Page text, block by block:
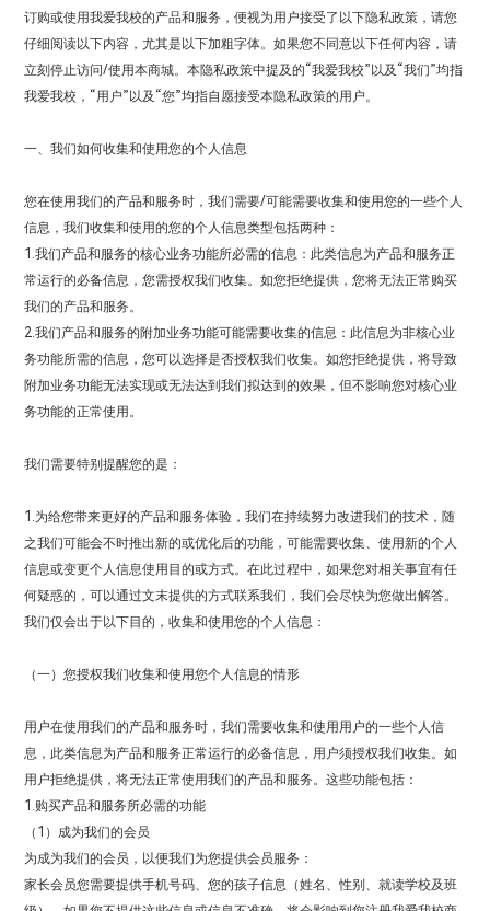
订购或使用我爱我校的产品和服务，便视为用户接受了以下隐私政策，请您
仔细阅读以下内容，尤其是以下加粗字体。如果您不同意以下任何内容，请
立刻停止访问/使用本商城。本隐私政策中提及的“我爱我校”以及“我们”均指
我爱我校，“用户”以及“您”均指自愿接受本隐私政策的用户。
一、我们如何收集和使用您的个人信息
您在使用我们的产品和服务时，我们需要/可能需要收集和使用您的一些个人
信息，我们收集和使用的您的个人信息类型包括两种：
1.我们产品和服务的核心业务功能所必需的信息：此类信息为产品和服务正
常运行的必备信息，您需授权我们收集。如您拒绝提供，您将无法正常购买
我们的产品和服务。
2.我们产品和服务的附加业务功能可能需要收集的信息：此信息为非核心业
务功能所需的信息，您可以选择是否授权我们收集。如您拒绝提供，将导致
附加业务功能无法实现或无法达到我们拟达到的效果，但不影响您对核心业
务功能的正常使用。
我们需要特别提醒您的是：
1.为给您带来更好的产品和服务体验，我们在持续努力改进我们的技术，随
之我们可能会不时推出新的或优化后的功能，可能需要收集、使用新的个人
信息或变更个人信息使用目的或方式。在此过程中，如果您对相关事宜有任
何疑惑的，可以通过文末提供的方式联系我们，我们会尽快为您做出解答。
我们仅会出于以下目的，收集和使用您的个人信息：
（一）您授权我们收集和使用您个人信息的情形
用户在使用我们的产品和服务时，我们需要收集和使用用户的一些个人信
息，此类信息为产品和服务正常运行的必备信息，用户须授权我们收集。如
用户拒绝提供，将无法正常使用我们的产品和服务。这些功能包括：
1.购买产品和服务所必需的功能
（1）成为我们的会员
为成为我们的会员，以便我们为您提供会员服务：
家长会员您需要提供手机号码、您的孩子信息（姓名、性别、就读学校及班